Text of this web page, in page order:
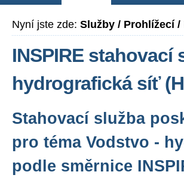
Nyní jste zde: Služby / Prohlížecí /
INSPIRE stahovací
hydrografická síť
Stahovací služba
pro téma Vodstvo -
podle směrnice